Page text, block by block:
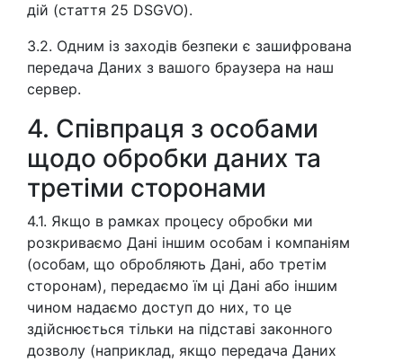
дій (стаття 25 DSGVO).
3.2. Одним із заходів безпеки є зашифрована
передача Даних з вашого браузера на наш
сервер.
4. Співпраця з особами
щодо обробки даних та
третіми сторонами
4.1. Якщо в рамках процесу обробки ми
розкриваємо Дані іншим особам і компаніям
(особам, що обробляють Дані, або третім
сторонам), передаємо їм ці Дані або іншим
чином надаємо доступ до них, то це
здійснюється тільки на підставі законного
дозволу (наприклад, якщо передача Даних